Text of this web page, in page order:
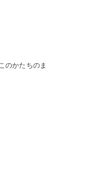
のかたちのま